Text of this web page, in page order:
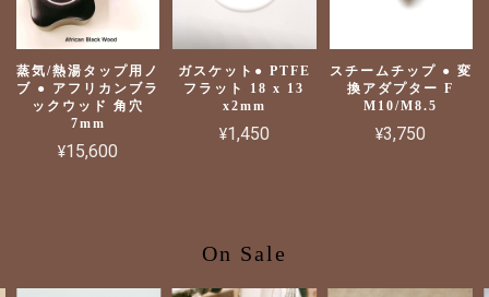
蒸気/熱湯タップ用ノ
ブ ● アフリカンブラ
ックウッド 角穴
7mm
¥15,600
ガスケット● PTFE
フラット 18 x 13
x2mm
¥1,450
スチームチップ ● 変
換アダプター F
M10/M8.5
¥3,750
On Sale